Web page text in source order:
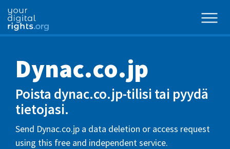
Dynac.co.jp
Poista dynac.co.jp-tilisi tai pyydä
tietojasi.
Send Dynac.co.jp a data deletion or access request
using this free and independent service.